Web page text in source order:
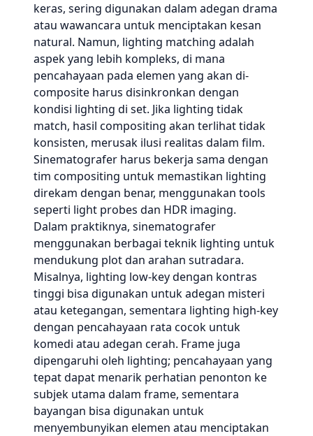
keras, sering digunakan dalam adegan drama
atau wawancara untuk menciptakan kesan
natural. Namun, lighting matching adalah
aspek yang lebih kompleks, di mana
pencahayaan pada elemen yang akan di-
composite harus disinkronkan dengan
kondisi lighting di set. Jika lighting tidak
match, hasil compositing akan terlihat tidak
konsisten, merusak ilusi realitas dalam film.
Sinematografer harus bekerja sama dengan
tim compositing untuk memastikan lighting
direkam dengan benar, menggunakan tools
seperti light probes dan HDR imaging.
Dalam praktiknya, sinematografer
menggunakan berbagai teknik lighting untuk
mendukung plot dan arahan sutradara.
Misalnya, lighting low-key dengan kontras
tinggi bisa digunakan untuk adegan misteri
atau ketegangan, sementara lighting high-key
dengan pencahayaan rata cocok untuk
komedi atau adegan cerah. Frame juga
dipengaruhi oleh lighting; pencahayaan yang
tepat dapat menarik perhatian penonton ke
subjek utama dalam frame, sementara
bayangan bisa digunakan untuk
menyembunyikan elemen atau menciptakan